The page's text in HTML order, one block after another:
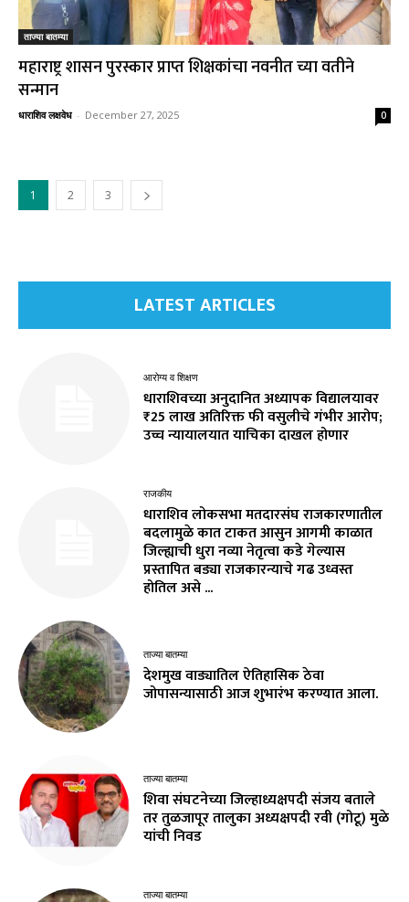
ताज्या बातम्या
महाराष्ट्र शासन पुरस्कार प्राप्त शिक्षकांचा नवनीत च्या वतीने
सन्मान
धाराशिव लक्षवेध - December 27, 2025 0
1 2 3
LATEST ARTICLES
आरोग्य व शिक्षण
धाराशिवच्या अनुदानित अध्यापक विद्यालयावर
₹25 लाख अतिरिक्त फी वसुलीचे गंभीर आरोप;
उच्च न्यायालयात याचिका दाखल होणार
राजकीय
धाराशिव लोकसभा मतदारसंघ राजकारणातील
बदलामुळे कात टाकत आसुन आगमी काळात
जिल्ह्याची धुरा नव्या नेतृत्वा कडे गेल्यास
प्रस्तापित बड्या राजकारन्याचे गढ उध्वस्त
होतिल असे ...
ताज्या बातम्या
देशमुख वाड्यातिल ऐतिहासिक ठेवा
जोपासन्यासाठी आज शुभारंभ करण्यात आला.
ताज्या बातम्या
शिवा संघटनेच्या जिल्हाध्यक्षपदी संजय बताले
तर तुळजापूर तालुका अध्यक्षपदी रवी (गोटू) मुळे
यांची निवड
ताज्या बातम्या